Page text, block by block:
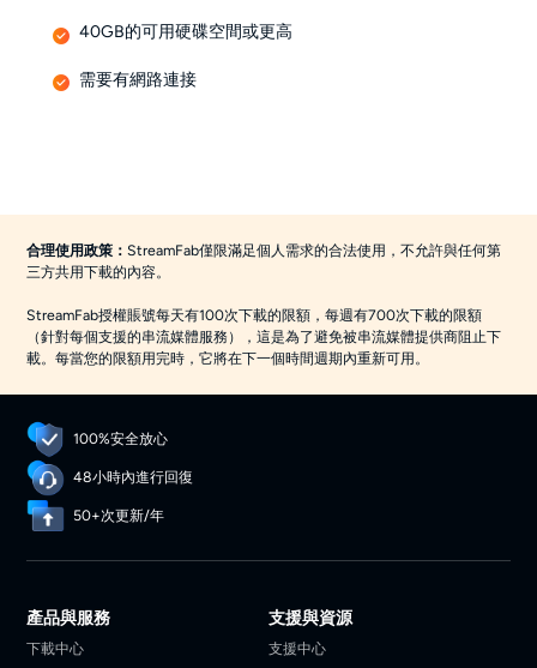
40GB的可用硬碟空間或更高
需要有網路連接
合理使用政策：StreamFab僅限滿足個人需求的合法使用，不允許與任何第
三方共用下載的內容。
StreamFab授權賬號每天有100次下載的限額，每週有700次下載的限額
（針對每個支援的串流媒體服務），這是為了避免被串流媒體提供商阻止下
載。每當您的限額用完時，它將在下一個時間週期內重新可用。
100%安全放心
48小時內進行回復
50+次更新/年
產品與服務
下載中心
支援與資源
支援中心